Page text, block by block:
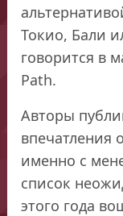
Токио, Бали
говорится в
Path.
Авторы
впечатления
именно с
список
этого года